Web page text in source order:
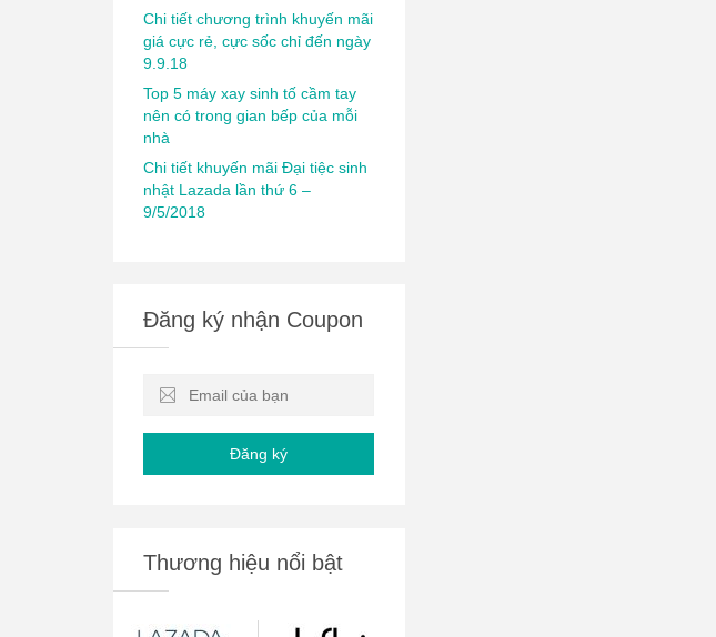
Chi tiết chương trình khuyến mãi
giá cực rẻ, cực sốc chỉ đến ngày
9.9.18
Top 5 máy xay sinh tố cầm tay
nên có trong gian bếp của mỗi
nhà
Chi tiết khuyến mãi Đại tiệc sinh
nhật Lazada lần thứ 6 –
9/5/2018
Đăng ký nhận Coupon
Đăng ký
Thương hiệu nổi bật